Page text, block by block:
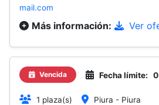
mail.com
Más información: Ver
Vencida Fecha límite:
1 plaza(s) Piura - Piura